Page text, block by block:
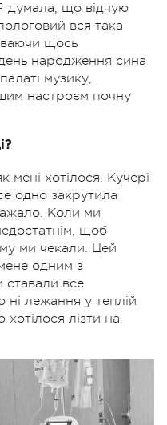
думала, що відчую
вся така
щось
народження сина
музику,
настроєм почну
мені хотілося. Кучері
одно закрутила
Коли ми
щоб
ми чекали. Цей
одним з
ставали все
лежання у теплій
хотілося лізти на